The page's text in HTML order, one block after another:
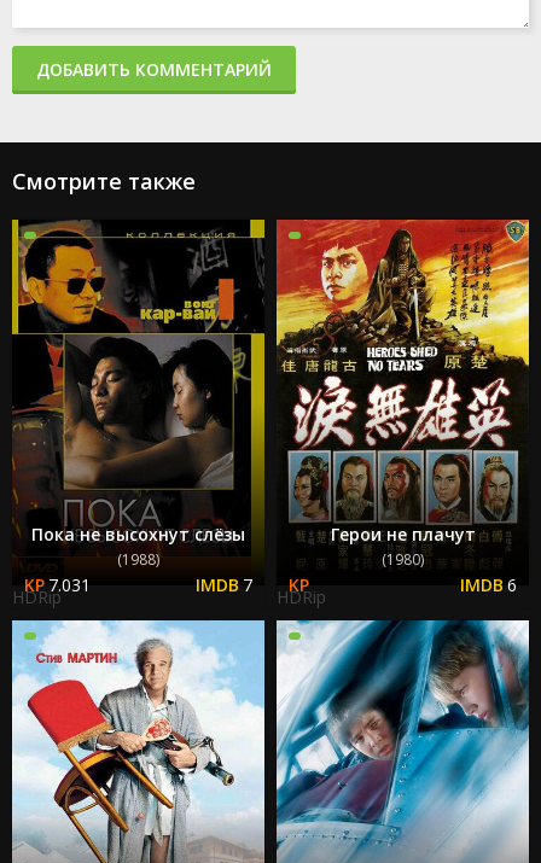
ДОБАВИТЬ КОММЕНТАРИЙ
Смотрите также
Пока не высохнут слёзы
(1988)
7.031 7
HDRip
Герои не плачут
(1980)
6
HDRip